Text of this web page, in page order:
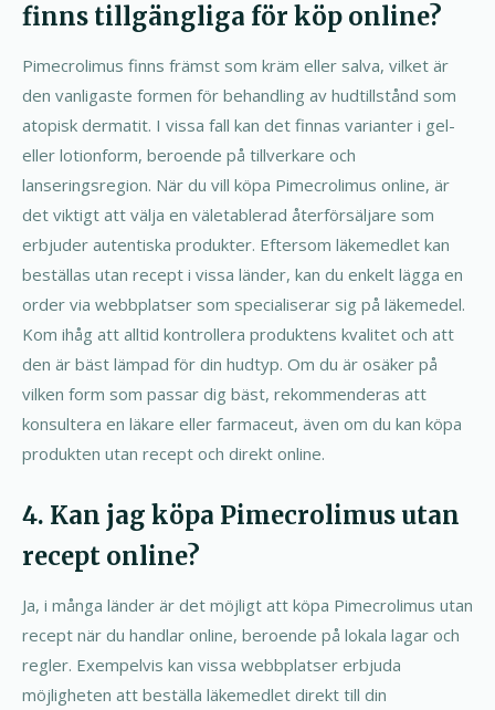
finns tillgängliga för köp online?
Pimecrolimus finns främst som kräm eller salva, vilket är
den vanligaste formen för behandling av hudtillstånd som
atopisk dermatit. I vissa fall kan det finnas varianter i gel-
eller lotionform, beroende på tillverkare och
lanseringsregion. När du vill köpa Pimecrolimus online, är
det viktigt att välja en väletablerad återförsäljare som
erbjuder autentiska produkter. Eftersom läkemedlet kan
beställas utan recept i vissa länder, kan du enkelt lägga en
order via webbplatser som specialiserar sig på läkemedel.
Kom ihåg att alltid kontrollera produktens kvalitet och att
den är bäst lämpad för din hudtyp. Om du är osäker på
vilken form som passar dig bäst, rekommenderas att
konsultera en läkare eller farmaceut, även om du kan köpa
produkten utan recept och direkt online.
4. Kan jag köpa Pimecrolimus utan
recept online?
Ja, i många länder är det möjligt att köpa Pimecrolimus utan
recept när du handlar online, beroende på lokala lagar och
regler. Exempelvis kan vissa webbplatser erbjuda
möjligheten att beställa läkemedlet direkt till din